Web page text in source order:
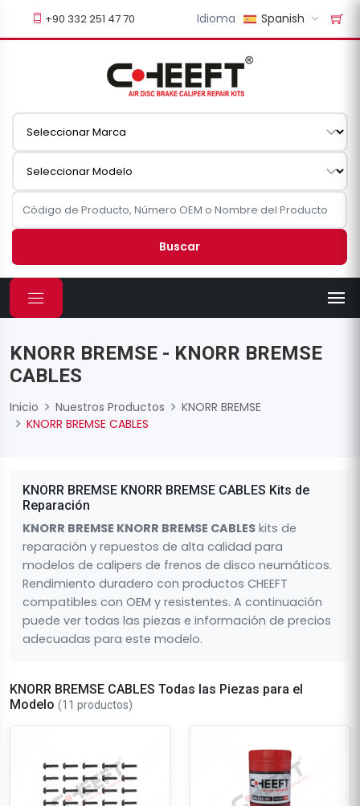
+90 332 251 47 70 Idioma Spanish
Buscar
KNORR BREMSE - KNORR BREMSE
CABLES
Inicio Nuestros Productos
KNORR BREMSE
KNORR BREMSE CABLES
KNORR BREMSE KNORR BREMSE CABLES Kits de
Reparación
KNORR BREMSE KNORR BREMSE CABLES kits de
reparación y repuestos de alta calidad para
modelos de calipers de frenos de disco neumáticos.
Rendimiento duradero con productos CHEEFT
compatibles con OEM y resistentes. A continuación
puede ver todas las piezas e información de precios
adecuadas para este modelo.
KNORR BREMSE CABLES Todas las Piezas para el
Modelo (11 productos)